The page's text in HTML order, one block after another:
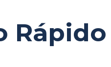
Rápido